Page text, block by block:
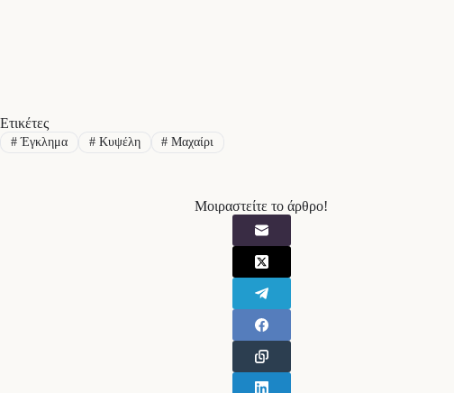
Ετικέτες
#Έγκλημα #Κυψέλη # Μαχαίρι
Μοιραστείτε το άρθρο!